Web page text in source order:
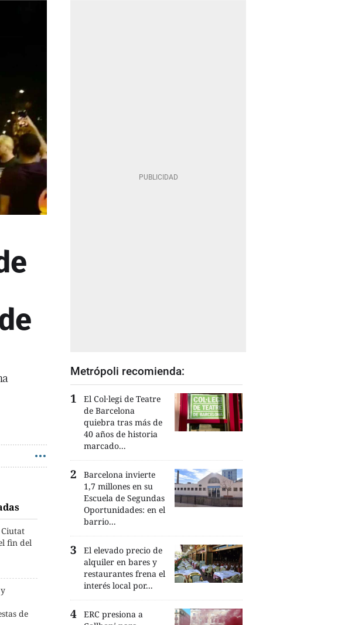
fin del
de
Metrópoli recomienda:
El Col·legi de Teatre
de Barcelona
quiebra tras más de
40 años de historia
marcado...
Barcelona invierte
1,7 millones en su
Escuela de Segundas
Oportunidades: en el
barrio...
El elevado precio de
alquiler en bares y
restaurantes frena el
interés local por...
ERC presiona a